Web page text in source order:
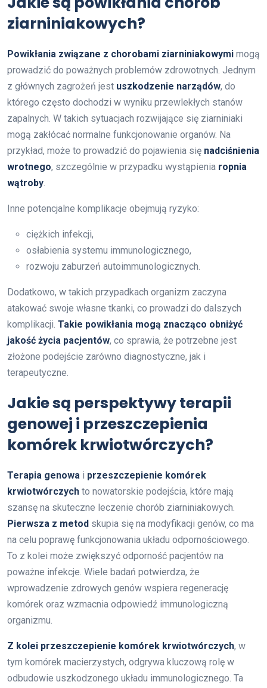
ziarniniakowych?
Powikłania związane z chorobami ziarniniakowymi mogą
prowadzić do poważnych problemów zdrowotnych. Jednym
z głównych zagrożeń jest uszkodzenie narządów, do
którego często dochodzi w wyniku przewlekłych stanów
zapalnych. W takich sytuacjach rozwijające się ziarniniaki
mogą zakłócać normalne funkcjonowanie organów. Na
przykład, może to prowadzić do pojawienia się nadciśnienia
wrotnego, szczególnie w przypadku wystąpienia ropnia
wątroby.
Inne potencjalne komplikacje obejmują ryzyko:
ciężkich infekcji,
osłabienia systemu immunologicznego,
rozwoju zaburzeń autoimmunologicznych.
Dodatkowo, w takich przypadkach organizm zaczyna
atakować swoje własne tkanki, co prowadzi do dalszych
komplikacji. Takie powikłania mogą znacząco obniżyć
jakość życia pacjentów, co sprawia, że potrzebne jest
złożone podejście zarówno diagnostyczne, jak i
terapeutyczne.
Jakie są perspektywy terapii
genowej i przeszczepienia
komórek krwiotwórczych?
Terapia genowa i przeszczepienie komórek
krwiotwórczych to nowatorskie podejścia, które mają
szansę na skuteczne leczenie chorób ziarniniakowych.
Pierwsza z metod skupia się na modyfikacji genów, co ma
na celu poprawę funkcjonowania układu odpornościowego.
To z kolei może zwiększyć odporność pacjentów na
poważne infekcje. Wiele badań potwierdza, że
wprowadzenie zdrowych genów wspiera regenerację
komórek oraz wzmacnia odpowiedź immunologiczną
organizmu.
Z kolei przeszczepienie komórek krwiotwórczych, w
tym komórek macierzystych, odgrywa kluczową rolę w
odbudowie uszkodzonego układu immunologicznego. Ta